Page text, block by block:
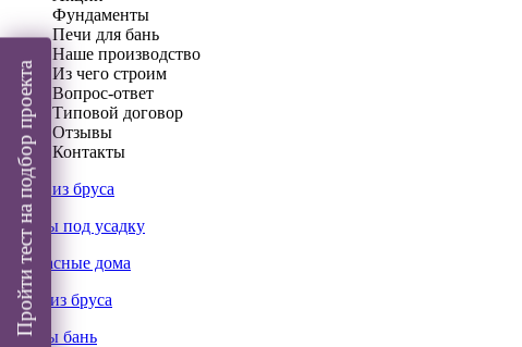
Фундаменты
Печи для бань
Наше производство
Из чего строим
Вопрос-ответ
Типовой договор
Отзывы
Контакты
Дома из бруса
Срубы под усадку
Каркасные дома
Бани из бруса
Срубы бань
Пройти тест на подбор проекта